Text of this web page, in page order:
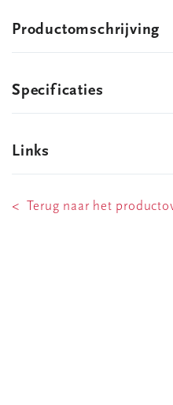
Productomschrijving
Specificaties
Links
< Terug naar het